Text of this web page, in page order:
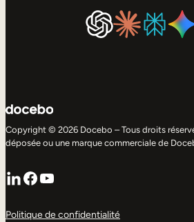
Copyright © 2026 Docebo – Tous droits
déposée ou une marque commerciale de
LinkedIn
Facebook
YouTube
Politique de confidentialité